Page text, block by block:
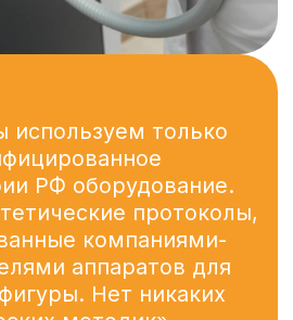
прошли
Systems. Нам
радовал
а так же
услуг!